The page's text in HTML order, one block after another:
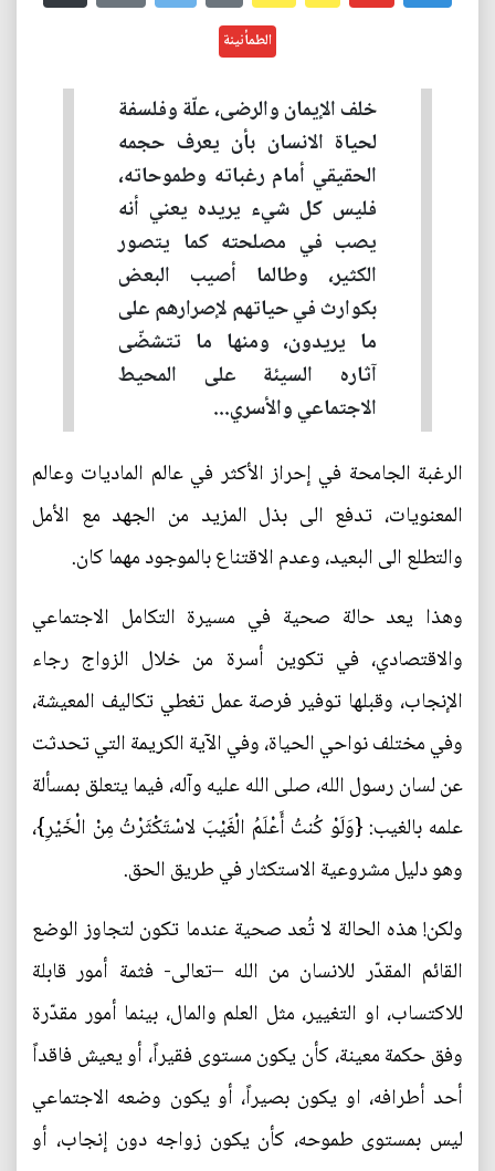
الطمأنينة
خلف الإيمان والرضى، علّة وفلسفة
لحياة الانسان بأن يعرف حجمه
الحقيقي أمام رغباته وطموحاته،
فليس كل شيء يريده يعني أنه
يصب في مصلحته كما يتصور
الكثير، وطالما أصيب البعض
بكوارث في حياتهم لإصرارهم على
ما يريدون، ومنها ما تتشضّى
آثاره السيئة على المحيط
الاجتماعي والأسري...
الرغبة الجامحة في إحراز الأكثر في عالم الماديات وعالم
المعنويات، تدفع الى بذل المزيد من الجهد مع الأمل
والتطلع الى البعيد، وعدم الاقتناع بالموجود مهما كان.
وهذا يعد حالة صحية في مسيرة التكامل الاجتماعي
والاقتصادي، في تكوين أسرة من خلال الزواج رجاء
الإنجاب، وقبلها توفير فرصة عمل تغطي تكاليف المعيشة،
وفي مختلف نواحي الحياة، وفي الآية الكريمة التي تحدثت
عن لسان رسول الله، صلى الله عليه وآله، فيما يتعلق بمسألة
علمه بالغيب: {وَلَوْ كُنتُ أَعْلَمُ الْغَيْبَ لاسْتَكْثَرْتُ مِنْ الْخَيْرِ}،
وهو دليل مشروعية الاستكثار في طريق الحق.
ولكن! هذه الحالة لا تُعد صحية عندما تكون لتجاوز الوضع
القائم المقدّر للانسان من الله –تعالى- فثمة أمور قابلة
للاكتساب، او التغيير، مثل العلم والمال، بينما أمور مقدّرة
وفق حكمة معينة، كأن يكون مستوى فقيراً، أو يعيش فاقداً
أحد أطرافه، او يكون بصيراً، أو يكون وضعه الاجتماعي
ليس بمستوى طموحه، كأن يكون زواجه دون إنجاب، أو